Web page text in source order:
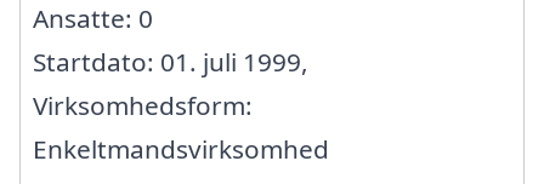
Ansatte: 0
Startdato: 01. juli 1999,
Virksomhedsform:
Enkeltmandsvirksomhed